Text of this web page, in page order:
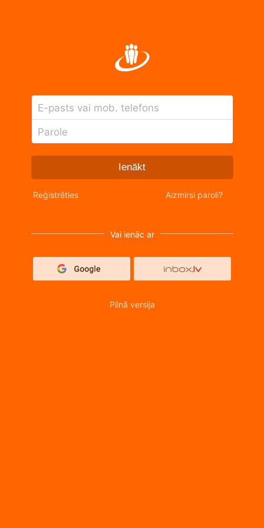
E-pasts vai mob. telefons
Parole
Ienākt
Reģistrēties Aizmirsi paroli?
Vai ienāc ar
Pilnā versija